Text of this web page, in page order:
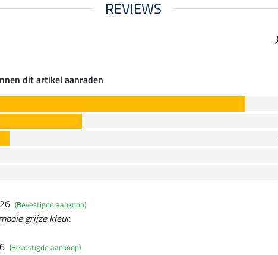
REVIEWS
dit artikel aanraden
(Bevestigde aankoop)
grijze kleur.
(Bevestigde aankoop)